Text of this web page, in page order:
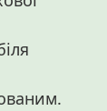
.